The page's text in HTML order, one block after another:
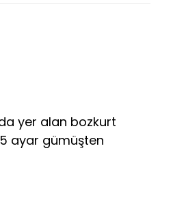
yer alan bozkurt
ayar gümüşten